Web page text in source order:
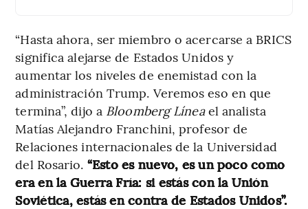
“Hasta ahora, ser miembro o acercarse a BRICS
significa alejarse de Estados Unidos y
aumentar los niveles de enemistad con la
administración Trump. Veremos eso en que
termina”, dijo a Bloomberg Líneael analista
Matías Alejandro Franchini, profesor de
Relaciones internacionales de la Universidad
del Rosario. “Esto es nuevo, es un poco como
era en la Guerra Fría: si estás con la Unión
Soviética, estás en contra de Estados Unidos”.